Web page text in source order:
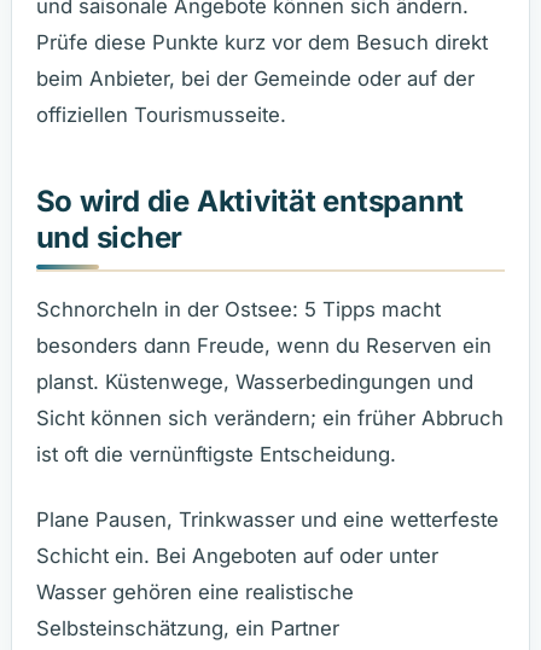
und saisonale Angebote können sich ändern.
Prüfe diese Punkte kurz vor dem Besuch direkt
beim Anbieter, bei der Gemeinde oder auf der
offiziellen Tourismusseite.
So wird die Aktivität entspannt
und sicher
Schnorcheln in der Ostsee: 5 Tipps macht
besonders dann Freude, wenn du Reserven ein
planst. Küstenwege, Wasserbedingungen und
Sicht können sich verändern; ein früher Abbruch
ist oft die vernünftigste Entscheidung.
Plane Pausen, Trinkwasser und eine wetterfeste
Schicht ein. Bei Angeboten auf oder unter
Wasser gehören eine realistische
Selbsteinschätzung, ein Partner